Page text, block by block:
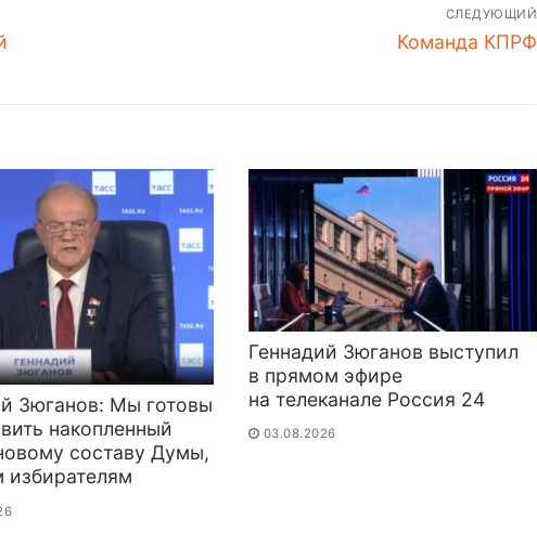
СЛЕДУЮЩИЙ
Следующая
Команда КПРФ
Зюганов: Мы готовы
накопленный
составу Думы,
Геннадий Зюганов выступил
в прямом эфире
на телеканале Россия 24
03.08.2026